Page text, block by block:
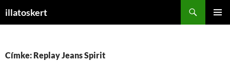
illatoskert
Címke: Replay Jeans Spirit